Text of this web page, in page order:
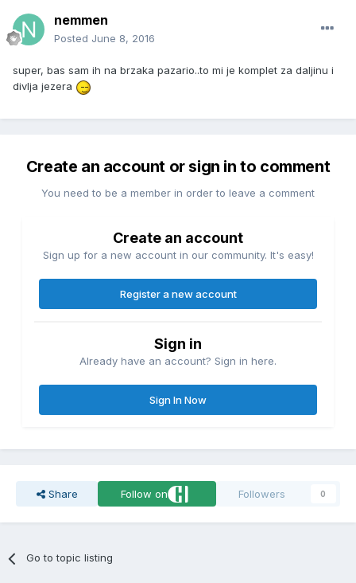
nemmen
Posted June 8, 2016
super, bas sam ih na brzaka pazario..to mi je komplet za daljinu i
divlja jezera
Create an account or sign in to comment
You need to be a member in order to leave a comment
Create an account
Sign up for a new account in our community. It's easy!
Register a new account
Sign in
Already have an account? Sign in here.
Sign In Now
Share Follow on Followers 0
Go to topic listing